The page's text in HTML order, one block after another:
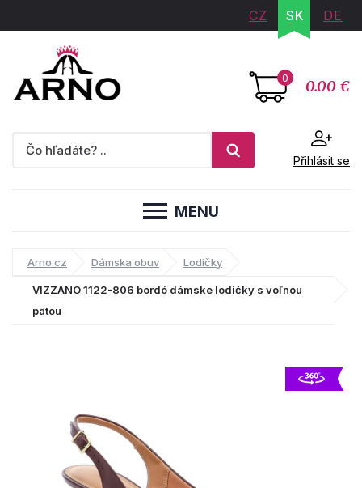
CZ SK DE
0 0.00 €
Přihlásit se
MENU
Arno.cz Dámska obuv Lodičky
VIZZANO 1122-806 bordó dámske lodičky s voľnou
pätou